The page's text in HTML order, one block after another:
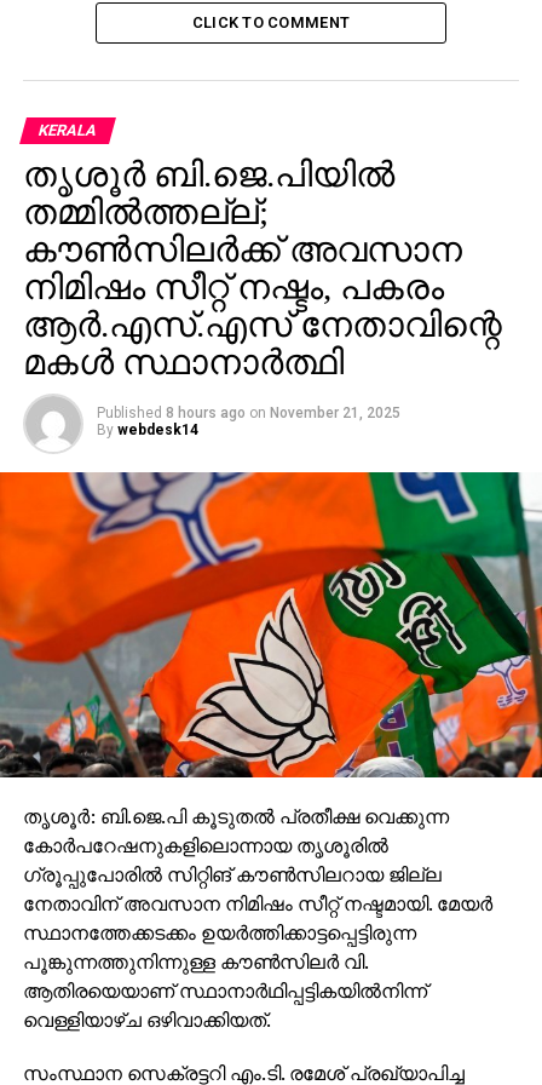
CLICK TO COMMENT
KERALA
തൃശൂര്‍ ബി.ജെ.പിയില്‍
തമ്മില്‍ത്തല്ല്;
കൗണ്‍സിലര്‍ക്ക് അവസാന
നിമിഷം സീറ്റ് നഷ്ടം, പകരം
ആര്‍.എസ്.എസ് നേതാവിന്റെ
മകള്‍ സ്ഥാനാര്‍ത്ഥി
Published 8 hours ago on November 21, 2025
By webdesk14
തൃശൂർ: ബി.ജെ.പി കൂടുതൽ പ്രതീക്ഷ വെക്കുന്ന
കോർപറേഷനുകളിലൊന്നായ തൃശൂരിൽ
ഗ്രൂപ്പുപോരിൽ സിറ്റിങ് കൗൺസിലറായ ജില്ല
നേതാവിന് അവസാന നിമിഷം സീറ്റ് നഷ്ടമായി. മേയർ
സ്ഥാനത്തേക്കടക്കം ഉയർത്തിക്കാട്ടപ്പെട്ടിരുന്ന
പൂങ്കുന്നത്തുനിന്നുള്ള കൗൺസിലർ വി.
ആതിരയെയാണ് സ്ഥാനാർഥിപ്പട്ടികയിൽനിന്ന്
വെള്ളിയാഴ്ച ഒഴിവാക്കിയത്.
സംസ്ഥാന സെക്രട്ടറി എം.ടി. രമേശ് പ്രഖ്യാപിച്ച